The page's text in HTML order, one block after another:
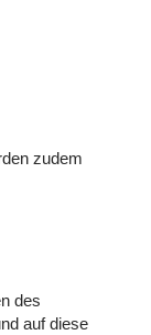
zudem
des
auf diese